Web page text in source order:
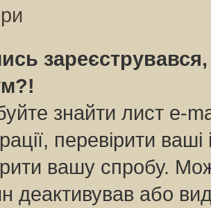
знайти лист e-
перевірити
вашу спробу.
деактивував або